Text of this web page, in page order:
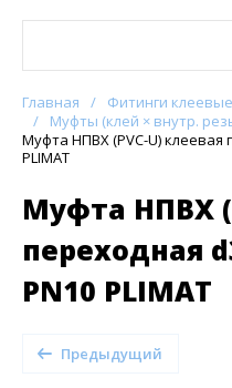
Главная / Фитинги
/
Муфты (клей × внутр.
Муфта НПВХ (PVC-U) клеевая
PLIMAT
Муфта НПВХ
переходная
PN10 PLIMAT
Предыдущий